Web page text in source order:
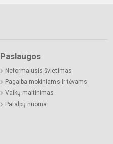
Paslaugos
Neformalusis švietimas
Pagalba mokiniams ir tėvams
Vaikų maitinimas
Patalpų nuoma